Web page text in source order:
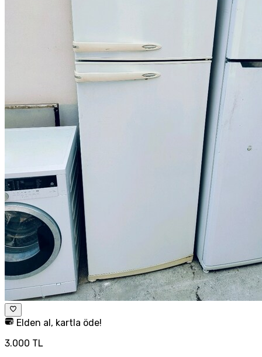
Elden al, kartla öde!
3.000 TL